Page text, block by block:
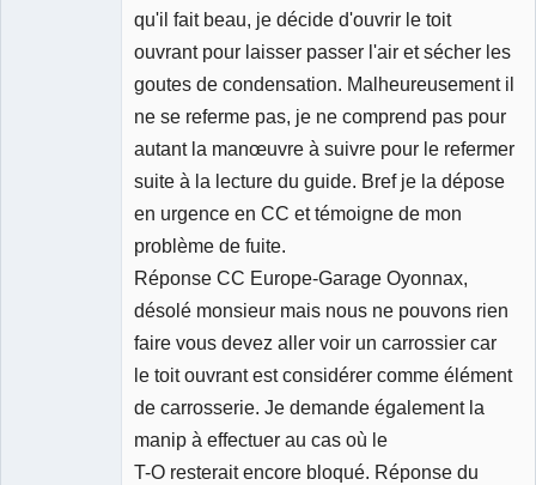
qu'il fait beau, je décide d'ouvrir le toit
ouvrant pour laisser passer l'air et sécher les
goutes de condensation. Malheureusement il
ne se referme pas, je ne comprend pas pour
autant la manœuvre à suivre pour le refermer
suite à la lecture du guide. Bref je la dépose
en urgence en CC et témoigne de mon
problème de fuite.
Réponse CC Europe-Garage Oyonnax,
désolé monsieur mais nous ne pouvons rien
faire vous devez aller voir un carrossier car
le toit ouvrant est considérer comme élément
de carrosserie. Je demande également la
manip à effectuer au cas où le
T-O resterait encore bloqué. Réponse du